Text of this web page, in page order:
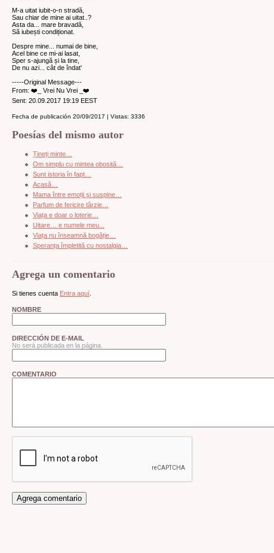
M-a uitat iubit-o-n stradă,
Sau chiar de mine ai uitat..?
Asta da... mare bravadă,
Să iubești condiționat.
Despre mine... numai de bine,
Acel bine ce mi-ai lasat,
Sper s-ajungă și la tine,
De nu azi... cât de îndat'
-----Original Message---
From: ❤️_ Vrei Nu Vrei _❤️
Sent: 20.09.2017 19:19 EEST
Fecha de publicación 20/09/2017 | Vistas: 3336
Poesías del mismo autor
Țineți minte…
Om simplu cu mintea obosită…
Sunt istoria în fapt…
Acasă…
Mama între emoții și suspine…
Parfum de fericire târzie…
Viața e doar o loterie…
Uitare… e numele meu...
Viața nu înseamnă bogăție…
Speranța împletită cu nostalgia…
Agrega un comentario
Si tienes cuenta Entra aquí
NOMBRE
DIRECCIÓN DE E-MAIL
No será publicada en la página.
COMENTARIO